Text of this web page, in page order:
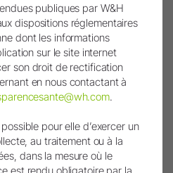
et inscription
W&H, vous devez
un nouveau compte.
S'inscrire
?
ici !
oublié ?
publiques par W&H
dispositions réglementaires
dont les informations
sur le site internet
son droit de rectification
en nous contactant à
.
pour elle d’exercer un
au traitement ou à la
dans la mesure où le
est rendu obligatoire par la